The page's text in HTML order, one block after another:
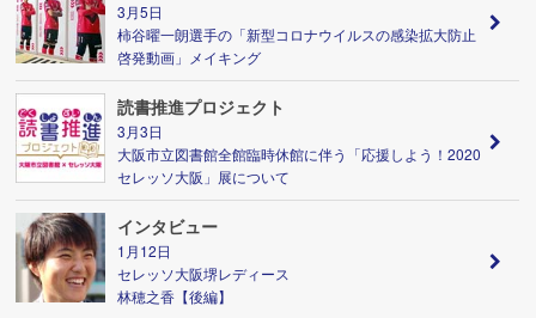
3月5日
柿谷曜一朗選手の「新型コロナウイルスの感染拡大防止
啓発動画」メイキング
読書推進プロジェクト
3月3日
大阪市立図書館全館臨時休館に伴う「応援しよう！2020
セレッソ大阪」展について
インタビュー
1月12日
セレッソ大阪堺レディース
林穂之香【後編】